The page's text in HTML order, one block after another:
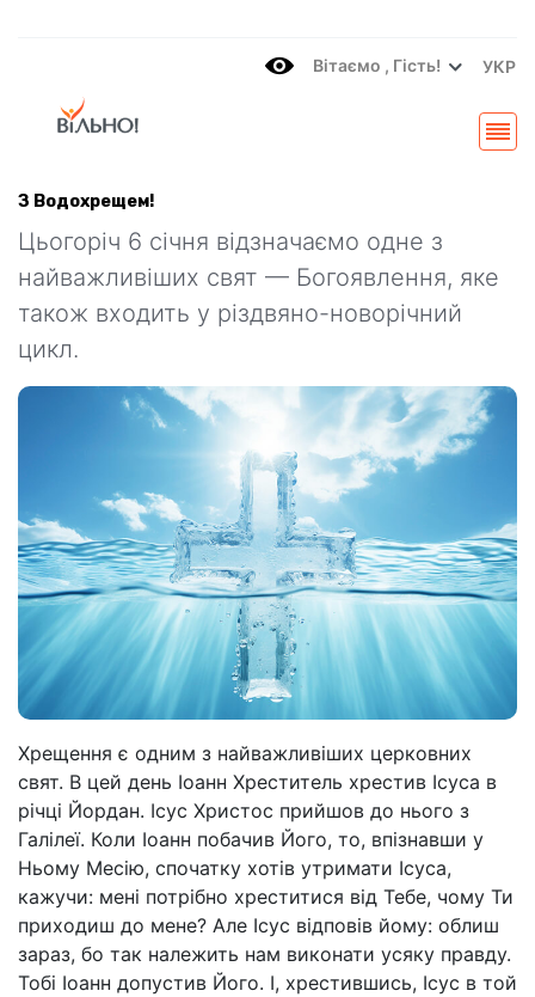
Вітаємo , Гість! УКР
З Водохрещем!
Цьогоріч 6 січня відзначаємо одне з
найважливіших свят — Богоявлення, яке
також входить у різдвяно-новорічний
цикл.
Хрещення є одним з найважливіших церковних
свят. В цей день Іоанн Хреститель хрестив Ісуса в
річці Йордан. Ісус Христос прийшов до нього з
Галілеї. Коли Іоанн побачив Його, то, впізнавши у
Ньому Месію, спочатку хотів утримати Ісуса,
кажучи: мені потрібно хреститися від Тебе, чому Ти
приходиш до мене? Але Ісус відповів йому: облиш
зараз, бо так належить нам виконати усяку правду.
Тобі Іоанн допустив Його. І, хрестившись, Ісус в той